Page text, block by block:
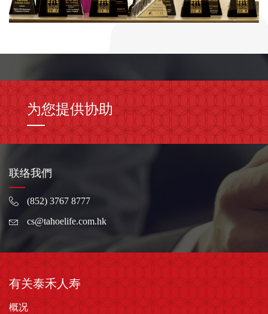
为您提供协助
联络我們
(852) 3767 8777
cs@tahoelife.com.hk
有关泰禾人寿
概况